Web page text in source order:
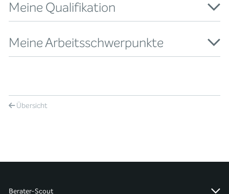
Meine Qualifikation
Meine Arbeitsschwerpunkte
Übersicht
Berater-Scout